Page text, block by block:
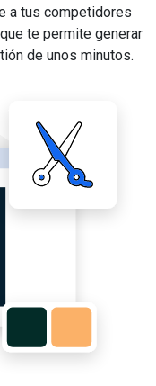
a tus competidores
te permite generar
de unos minutos.